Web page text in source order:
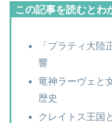
この記事を読むとわ
「プラティ大陸
響
竜神ラーヴェと
歴史
クレイトス王国